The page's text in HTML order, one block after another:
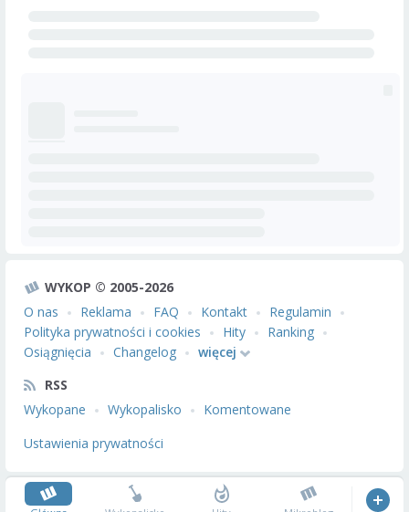
WYKOP © 2005-2026
O nas
Reklama FAQ Kontakt
Regulamin
Polityka prywatności i cookies
Hity
Ranking
Osiągnięcia
Changelog
więcej
RSS
Wykopane
Wykopalisko
Komentowane
Ustawienia prywatności